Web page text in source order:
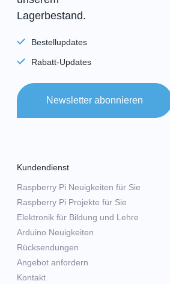
Lagerbestand.
Bestellupdates
Rabatt-Updates
Newsletter abonnieren
Kundendienst
Raspberry Pi Neuigkeiten für Sie
Raspberry Pi Projekte für Sie
Elektronik für Bildung und Lehre
Arduino Neuigkeiten
Rücksendungen
Angebot anfordern
Kontakt